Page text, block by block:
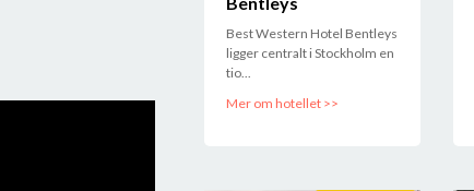
2017-12-13 19:59:41
Best Western Hotel Bentleys
ligger centralt i Stockholm en
tio...
Mer om hotellet >>